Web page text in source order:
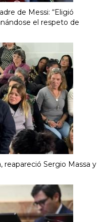
de Messi: “Eligió
el respeto de
Sergio Massa y